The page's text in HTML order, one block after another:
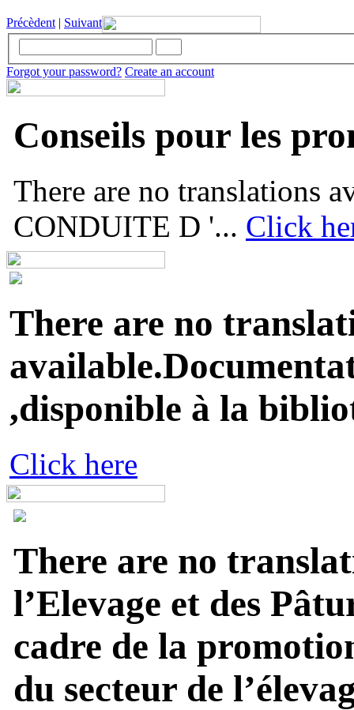
Précèdent | Suivant
Forgot your password? Create an account
Conseils pour les
There are no translations
CONDUITE D '... Click
There are no
,disponible à la
Click here
There are no
l’Elevage et des
cadre de la
du secteur de